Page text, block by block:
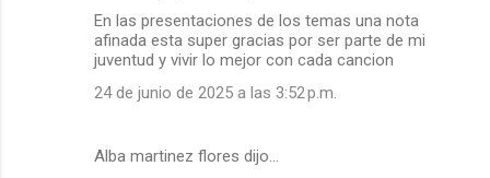
En las presentaciones de los temas una nota
afinada esta super gracias por ser parte de mi
juventud y vivir lo mejor con cada cancion
24 de junio de 2025 a las 3:52 p.m.
Alba martinez flores dijo…